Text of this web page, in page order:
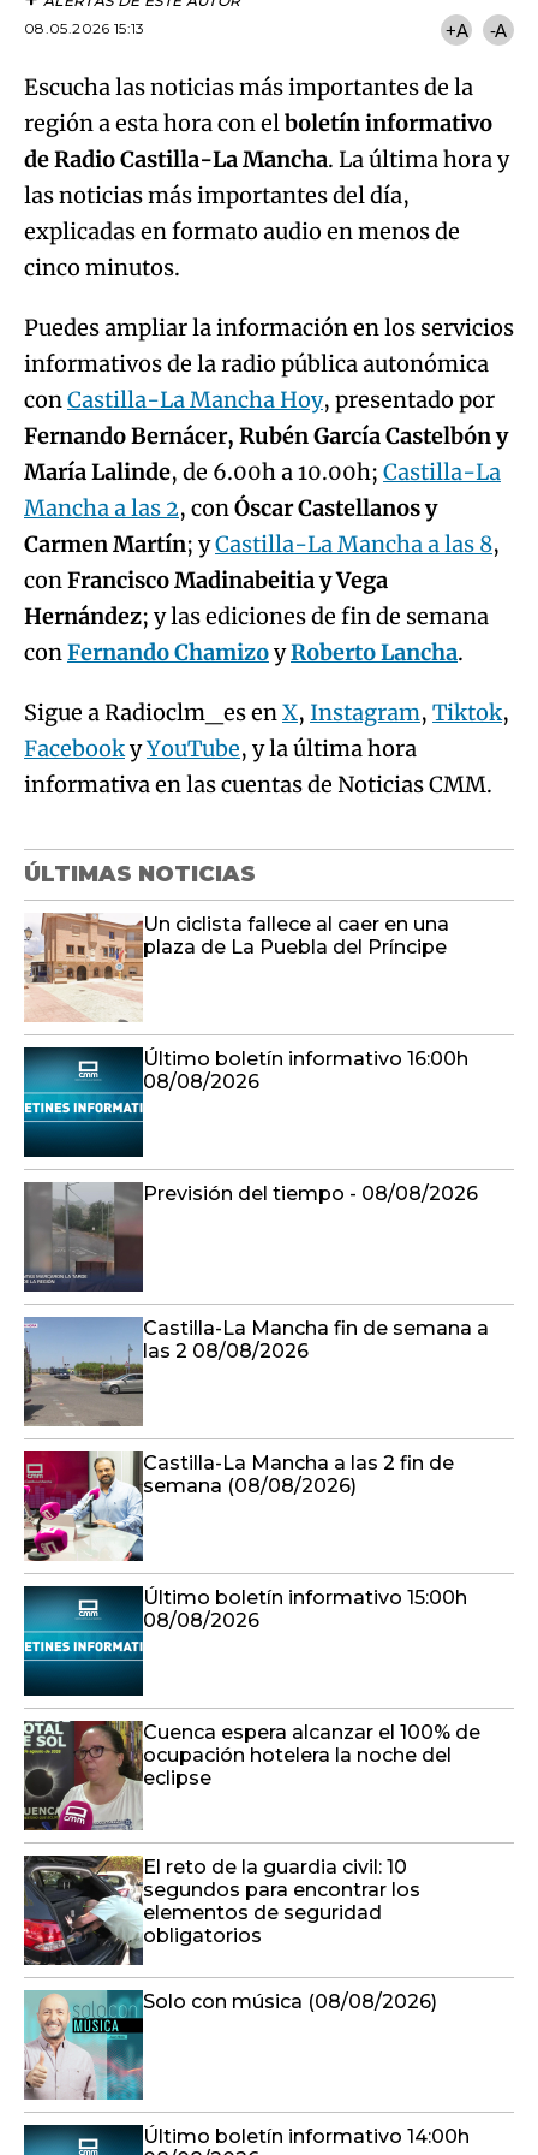
08.05.2026 15:13
+A -A
Escucha las noticias más importantes de la
región a esta hora con elboletín informativo
de Radio Castilla-La Mancha. La última hora y
las noticias más importantes del día,
explicadas en formato audio en menos de
cinco minutos.
Puedes ampliar la información en los servicios
informativos de la radio pública autonómica
conCastilla-La Mancha Hoy, presentado por
Fernando Bernácer, Rubén García Castelbón y
María Lalinde, de 6.00h a 10.00h; Castilla-La
Mancha a las 2, conÓscar Castellanos y
Carmen Martín; yCastilla-La Mancha a las 8,
conFrancisco Madinabeitia y Vega
Hernández; y las ediciones de fin de semana
conFernando ChamizoyRoberto Lancha.
Sigue a Radioclm_es enX, Instagram, Tiktok,
FacebookyYouTube, y la última hora
informativa en las cuentas de Noticias CMM.
ÚLTIMAS NOTICIAS
Un ciclista fallece al caer en una
plaza de La Puebla del Príncipe
Último boletín informativo 16:00h
08/08/2026
Previsión del tiempo - 08/08/2026
Castilla-La Mancha fin de semana a
las 2 08/08/2026
Castilla-La Mancha a las 2 fin de
semana (08/08/2026)
Último boletín informativo 15:00h
08/08/2026
Cuenca espera alcanzar el 100% de
ocupación hotelera la noche del
eclipse
El reto de la guardia civil: 10
segundos para encontrar los
elementos de seguridad
obligatorios
Solo con música (08/08/2026)
Último boletín informativo 14:00h